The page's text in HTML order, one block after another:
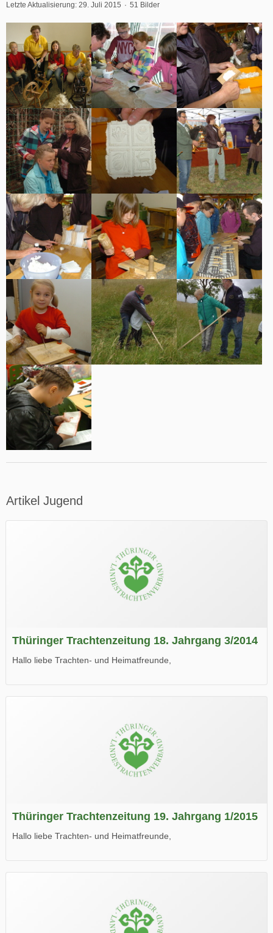
Letzte Aktualisierung: 29. Juli 2015 51 Bilder
Artikel Jugend
Thüringer Trachtenzeitung 18. Jahrgang 3/2014
Hallo liebe Trachten- und Heimatfreunde,
Wir wünschen Euch viel Spaß beim Lesen.
Thüringer Trachtenzeitung 19. Jahrgang 1/2015
Hallo liebe Trachten- und Heimatfreunde,
Wir wünschen Euch viel Spaß beim Lesen.